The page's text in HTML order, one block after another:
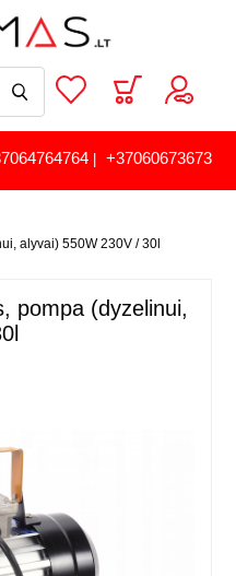
| +37060673673
alyvai) 550W 230V / 30l
pompa (dyzelinui,